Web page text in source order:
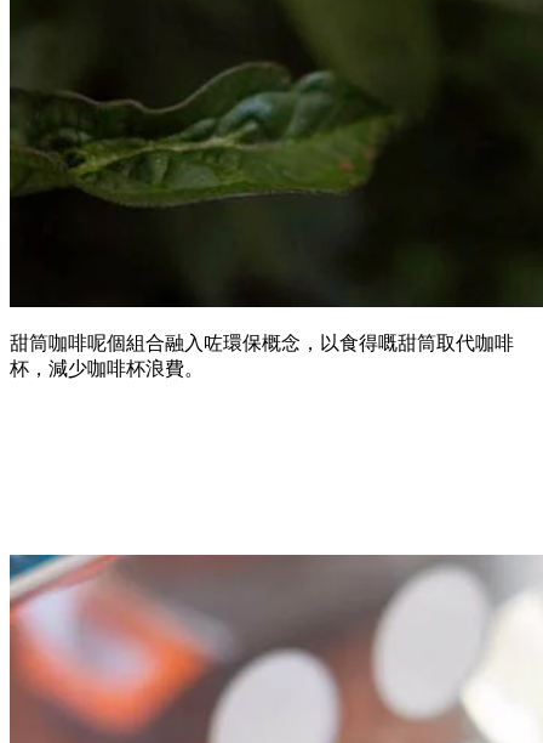
甜筒咖啡呢個組合融入咗環保概念，以食得嘅甜筒取代咖啡
杯，減少咖啡杯浪費。